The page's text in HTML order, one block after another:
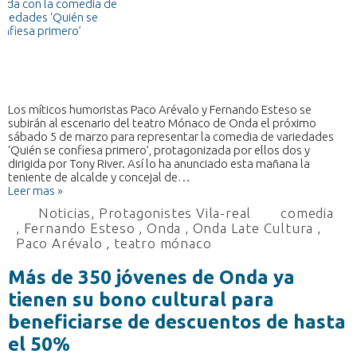
Los míticos humoristas Paco Arévalo y Fernando Esteso se
subirán al escenario del teatro Mónaco de Onda el próximo
sábado 5 de marzo para representar la comedia de variedades
‘Quién se confiesa primero’, protagonizada por ellos dos y
dirigida por Tony River. Así lo ha anunciado esta mañana la
teniente de alcalde y concejal de…
Leer mas »
Noticias, Protagonistes Vila-real
comedia
, Fernando Esteso ,Onda , Onda Late Cultura ,
Paco Arévalo , teatro mónaco
Más de 350 jóvenes de Onda ya
tienen su bono cultural para
beneficiarse de descuentos de hasta
el 50%